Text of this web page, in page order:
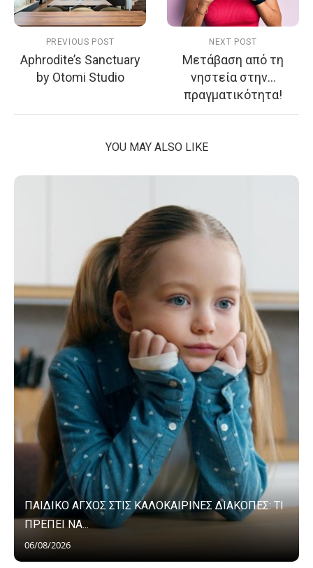
PREVIOUS POST
Aphrodite’s Sanctuary
by Otomi Studio
NEXT POST
Μετάβαση από τη
νηστεία στην…
πραγματικότητα!
YOU MAY ALSO LIKE
ΠΑΙΔΙΚΟ ΑΓΧΟΣ ΣΤΙΣ ΚΑΛΟΚΑΙΡΙΝΕΣ ΔΙΑΚΟΠΕΣ: ΤΙ
ΠΡΕΠΕΙ ΝΑ...
06/08/2026